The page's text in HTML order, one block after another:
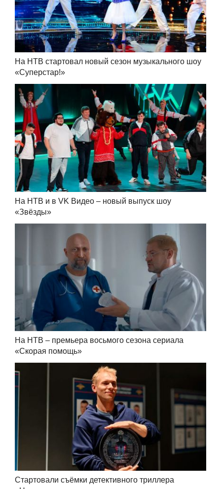
На НТВ стартовал новый сезон музыкального шоу
«Суперстар!»
На НТВ и в VK Видео – новый выпуск шоу
«Звёзды»
На НТВ – премьера восьмого сезона сериала
«Скорая помощь»
Стартовали съёмки детективного триллера